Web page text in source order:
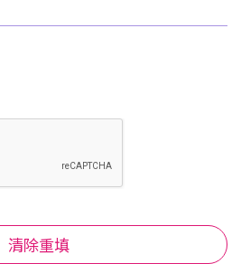
清除重填